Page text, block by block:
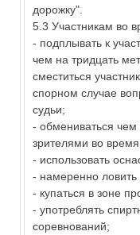
дорожку".
5.3 Участникам во
- подплывать к
чем на тридцать
сместиться
спорном случае
судьи;
- обмениваться чем
зрителями во
- использовать
- намеренно
- купаться в зоне
- употреблять
соревнований;